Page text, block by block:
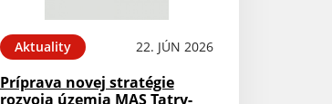
Aktuality 22. JÚN 2026
Príprava novej stratégie
rozvoja územia MAS Tatry-